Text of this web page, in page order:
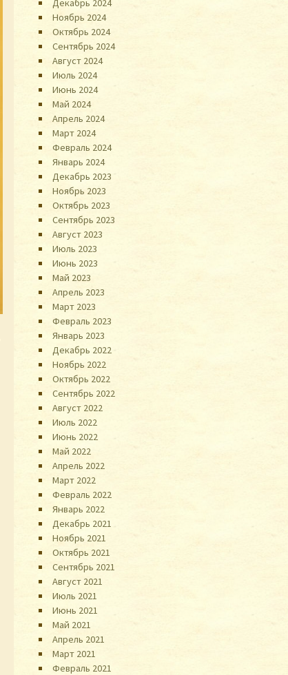
Декабрь 2024
Ноябрь 2024
Октябрь 2024
Сентябрь 2024
Август 2024
Июль 2024
Июнь 2024
Май 2024
Апрель 2024
Март 2024
Февраль 2024
Январь 2024
Декабрь 2023
Ноябрь 2023
Октябрь 2023
Сентябрь 2023
Август 2023
Июль 2023
Июнь 2023
Май 2023
Апрель 2023
Март 2023
Февраль 2023
Январь 2023
Декабрь 2022
Ноябрь 2022
Октябрь 2022
Сентябрь 2022
Август 2022
Июль 2022
Июнь 2022
Май 2022
Апрель 2022
Март 2022
Февраль 2022
Январь 2022
Декабрь 2021
Ноябрь 2021
Октябрь 2021
Сентябрь 2021
Август 2021
Июль 2021
Июнь 2021
Май 2021
Апрель 2021
Март 2021
Февраль 2021